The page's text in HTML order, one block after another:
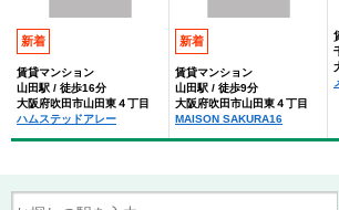
新着
賃貸マンション
山田駅 / 徒歩16分
大阪府吹田市山田東４丁目
ハムステッドアレー
新着
賃貸マンション
山田駅 / 徒歩9分
大阪府吹田市山田東４丁目
MAISON SAKURA16